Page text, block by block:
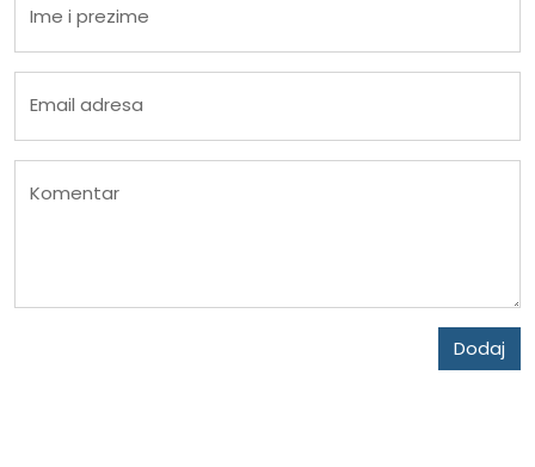
Ime i prezime
Email adresa
Komentar
Dodaj